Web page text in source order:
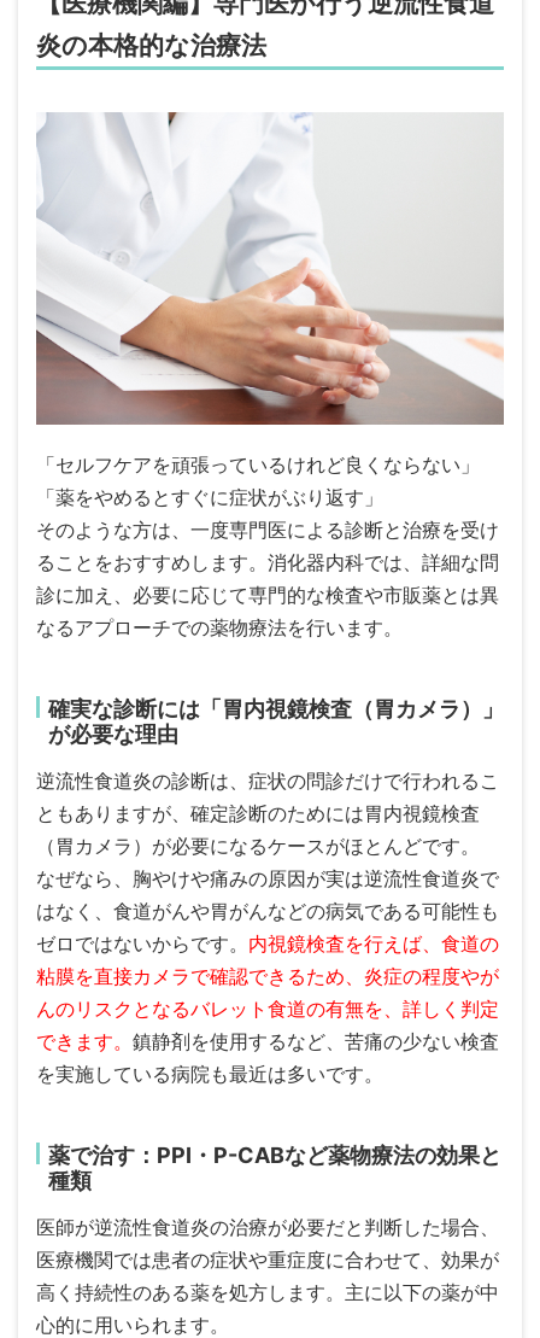
炎の本格的な治療法
「セルフケアを頑張っているけれど良くならない」
「薬をやめるとすぐに症状がぶり返す」
そのような方は、一度専門医による診断と治療を受け
ることをおすすめします。消化器内科では、詳細な問
診に加え、必要に応じて専門的な検査や市販薬とは異
なるアプローチでの薬物療法を行います。
確実な診断には「胃内視鏡検査（胃カメラ）」
が必要な理由
逆流性食道炎の診断は、症状の問診だけで行われるこ
ともありますが、確定診断のためには胃内視鏡検査
（胃カメラ）が必要になるケースがほとんどです。
なぜなら、胸やけや痛みの原因が実は逆流性食道炎で
はなく、食道がんや胃がんなどの病気である可能性も
ゼロではないからです。 内視鏡検査を行えば、食道の
粘膜を直接カメラで確認できるため、炎症の程度やが
んのリスクとなるバレット食道の有無を、詳しく判定
できます。 鎮静剤を使用するなど、苦痛の少ない検査
を実施している病院も最近は多いです。
薬で治す：PPI・P-CABなど薬物療法の効果と
種類
医師が逆流性食道炎の治療が必要だと判断した場合、
医療機関では患者の症状や重症度に合わせて、効果が
高く持続性のある薬を処方します。主に以下の薬が中
心的に用いられます。